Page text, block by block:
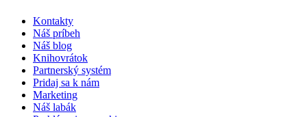
Kontakty
Náš príbeh
Náš blog
Knihovrátok
Partnerský systém
Pridaj sa k nám
Marketing
Náš labák